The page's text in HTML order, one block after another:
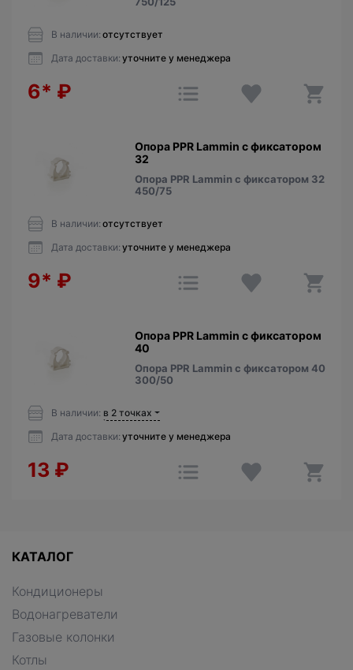
В наличии: отсутствует
Дата доставки: уточните у менеджера
6* ₽
Опора PPR Lammin с фиксатором
32
Опора PPR Lammin с фиксатором 32
450/75
В наличии: отсутствует
Дата доставки: уточните у менеджера
9* ₽
Опора PPR Lammin с фиксатором
40
Опора PPR Lammin с фиксатором 40
300/50
В наличии: в 2 точках
Дата доставки: уточните у менеджера
13 ₽
КАТАЛОГ
Кондиционеры
Водонагреватели
Газовые колонки
Котлы